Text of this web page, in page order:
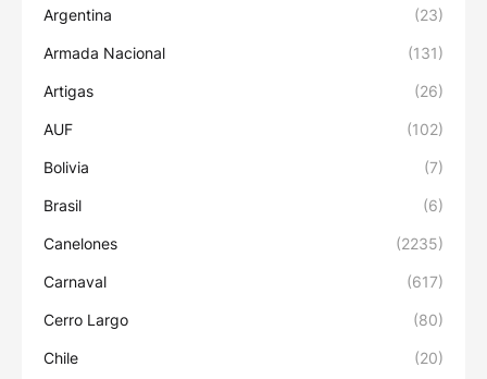
Argentina (23)
Armada Nacional (131)
Artigas (26)
AUF (102)
Bolivia (7)
Brasil (6)
Canelones (2235)
Carnaval (617)
Cerro Largo (80)
Chile (20)